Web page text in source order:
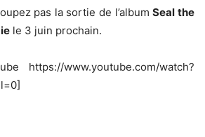
pas la sortie de l’albumSeal the
le 3 juin prochain.
https://www.youtube.com/watch?